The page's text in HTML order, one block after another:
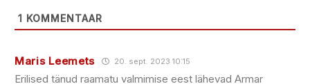
1 KOMMENTAAR
Maris Leemets 20. sept. 2023 10:15
Erilised tänud raamatu valmimise eest lähevad Armar